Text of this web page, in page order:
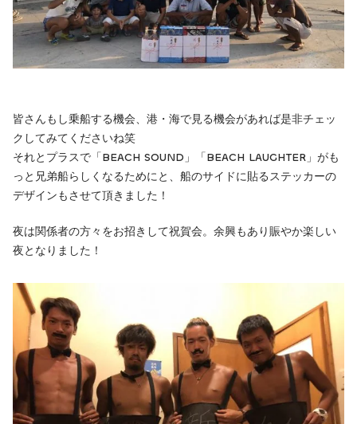
皆さんもし乗船する機会、港・海で見る機会があれば是非チェッ
クしてみてくださいね笑
それとプラスで「BEACH SOUND」「BEACH LAUGHTER」がも
っと兄弟船らしくなるためにと、船のサイドに貼るステッカーの
デザインもさせて頂きました！
夜は関係者の方々をお招きして祝賀会。余興もあり賑やか楽しい
夜となりました！